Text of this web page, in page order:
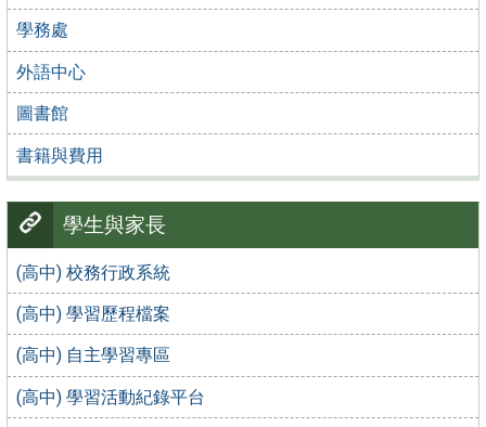
學務處
外語中心
圖書館
書籍與費用
學生與家長
(高中) 校務行政系統
(高中) 學習歷程檔案
(高中) 自主學習專區
(高中) 學習活動紀錄平台